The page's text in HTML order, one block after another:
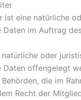
ist eine natürliche
Daten im Auftrag
oder
Daten offengelegt
die im
Recht der